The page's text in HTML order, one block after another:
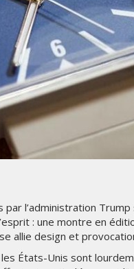
l’administration
: une montre en
allie design et
États-Unis sont
DE